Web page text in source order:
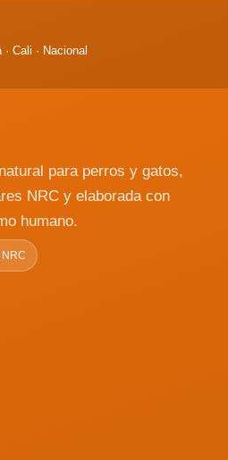
su perro podría
hierba. …
Cali · Nacional
para perros y gatos,
NRC y elaborada con
humano.